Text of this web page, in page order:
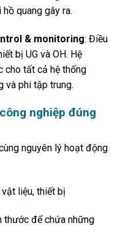
quang gây ra.
& monitoring: Điều
bị UG và OH. Hệ
cho tất cả hệ thống
và phi tập trung.
nghiệp đúng
nguyên lý hoạt động
liệu, thiết bị
thước để chứa những